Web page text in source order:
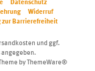
Datenschutz
Widerruf
zur Barrierefreiheit
und ggf.
angegeben.
byThemeWare®